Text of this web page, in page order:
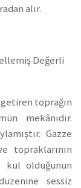
alır.
Değerli
toprağın
mekânıdır.
Gazze
topraklarının
kul olduğunun
sessiz